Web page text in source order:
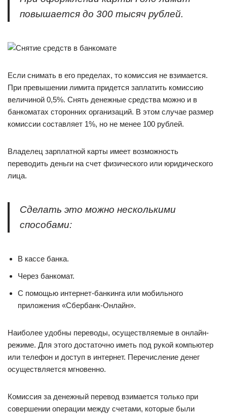
повышается до 300 тысяч рублей.
Если снимать в его пределах, то комиссия не взимается.
При превышении лимита придется заплатить комиссию
величиной 0,5%. Снять денежные средства можно и в
банкоматах сторонних организаций. В этом случае размер
комиссии составляет 1%, но не менее 100 рублей.
Владелец зарплатной карты имеет возможность
переводить деньги на счет физического или юридического
лица.
Сделать это можно несколькими
способами:
В кассе банка.
Через банкомат.
С помощью интернет-банкинга или мобильного
приложения «Сбербанк-Онлайн».
Наиболее удобны переводы, осуществляемые в онлайн-
режиме. Для этого достаточно иметь под рукой компьютер
или телефон и доступ в интернет. Перечисление денег
осуществляется мгновенно.
Комиссия за денежный перевод взимается только при
совершении операции между счетами, которые были